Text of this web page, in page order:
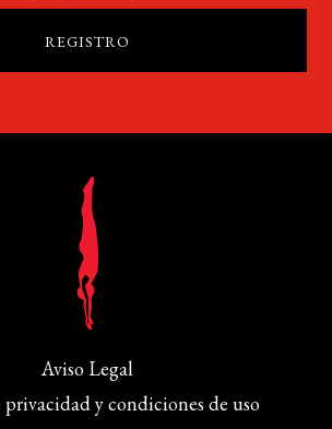
Aviso Legal
y condiciones de uso